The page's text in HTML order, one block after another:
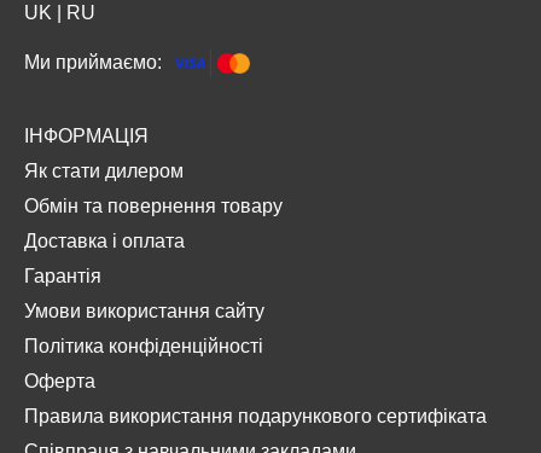
UK RU
Ми приймаємо:
ІНФОРМАЦІЯ
Як стати дилером
Обмін та повернення товару
Доставка і оплата
Гарантія
Умови використання сайту
Політика конфіденційності
Оферта
Правила використання подарункового сертифіката